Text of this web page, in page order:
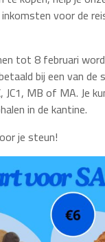
voor de
tot 8 februari
bij een van
JC1, MB of MA. Je
in de kantine.
je steun!